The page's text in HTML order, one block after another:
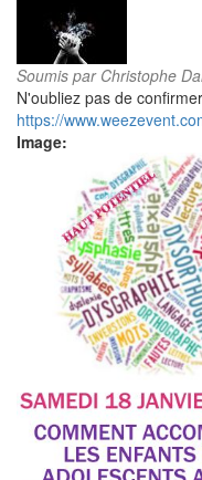
Soumis par Christophe
N'oubliez pas de
https://
Image: